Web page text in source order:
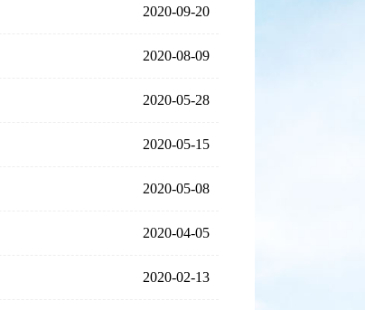
2020-09-20
2020-08-09
2020-05-28
2020-05-15
2020-05-08
2020-04-05
2020-02-13